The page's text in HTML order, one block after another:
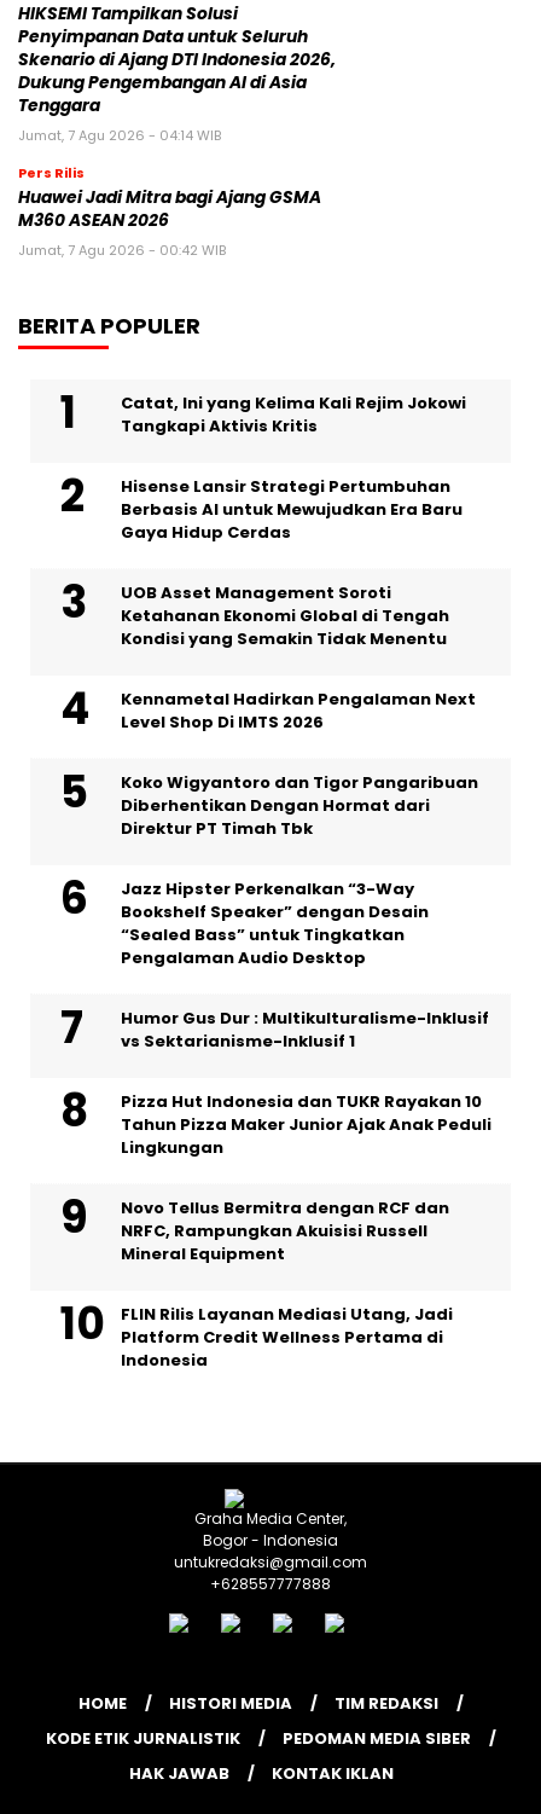
HIKSEMI Tampilkan Solusi
Penyimpanan Data untuk Seluruh
Skenario di Ajang DTI Indonesia 2026,
Dukung Pengembangan AI di Asia
Tenggara
Jumat, 7 Agu 2026 - 04:14 WIB
Pers Rilis
Huawei Jadi Mitra bagi Ajang GSMA
M360 ASEAN 2026
Jumat, 7 Agu 2026 - 00:42 WIB
BERITA POPULER
Catat, Ini yang Kelima Kali Rejim Jokowi
Tangkapi Aktivis Kritis
Hisense Lansir Strategi Pertumbuhan
Berbasis AI untuk Mewujudkan Era Baru
Gaya Hidup Cerdas
UOB Asset Management Soroti
Ketahanan Ekonomi Global di Tengah
Kondisi yang Semakin Tidak Menentu
Kennametal Hadirkan Pengalaman Next
Level Shop Di IMTS 2026
Koko Wigyantoro dan Tigor Pangaribuan
Diberhentikan Dengan Hormat dari
Direktur PT Timah Tbk
Jazz Hipster Perkenalkan “3-Way
Bookshelf Speaker” dengan Desain
“Sealed Bass” untuk Tingkatkan
Pengalaman Audio Desktop
Humor Gus Dur : Multikulturalisme-Inklusif
vs Sektarianisme-Inklusif 1
Pizza Hut Indonesia dan TUKR Rayakan 10
Tahun Pizza Maker Junior Ajak Anak Peduli
Lingkungan
Novo Tellus Bermitra dengan RCF dan
NRFC, Rampungkan Akuisisi Russell
Mineral Equipment
FLIN Rilis Layanan Mediasi Utang, Jadi
Platform Credit Wellness Pertama di
Indonesia
Graha Media Center,
Bogor - Indonesia
untukredaksi@gmail.com
+628557777888
HOME HISTORI MEDIA
TIM REDAKSI
KODE ETIK JURNALISTIK
PEDOMAN MEDIA SIBER
HAK JAWAB
KONTAK IKLAN